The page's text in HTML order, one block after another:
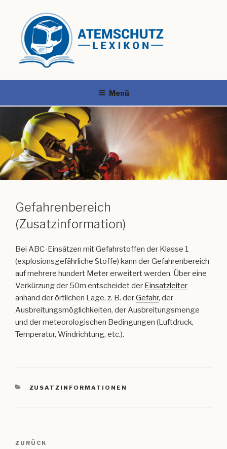
Menü
Gefahrenbereich
(Zusatzinformation)
Bei ABC-Einsätzen mit Gefahrstoffen der Klasse 1
(explosionsgefährliche Stoffe) kann der Gefahrenbereich
auf mehrere hundert Meter erweitert werden. Über eine
Verkürzung der 50m entscheidet der Einsatzleiter
anhand der örtlichen Lage, z. B. derGefahr, der
Ausbreitungsmöglichkeiten, der Ausbreitungsmenge
und der meteorologischen Bedingungen (Luftdruck,
Temperatur, Windrichtung, etc.).
KATEGORIEN
ZUSATZINFORMATIONEN
Beitragsnavigation
Vorheriger
ZURÜCK